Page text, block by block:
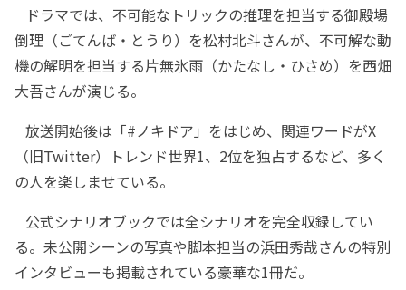
ドラマでは、不可能なトリックの推理を担当する御殿場
倒理（ごてんば・とうり）を松村北斗さんが、不可解な動
機の解明を担当する片無氷雨（かたなし・ひさめ）を西畑
大吾さんが演じる。
放送開始後は「#ノキドア」をはじめ、関連ワードがX
（旧Twitter）トレンド世界1、2位を独占するなど、多く
の人を楽しませている。
公式シナリオブックでは全シナリオを完全収録してい
る。未公開シーンの写真や脚本担当の浜田秀哉さんの特別
インタビューも掲載されている豪華な1冊だ。